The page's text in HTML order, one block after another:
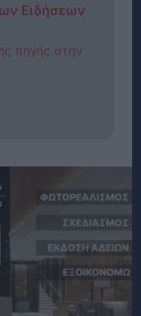
Ειδήσεων
πηγής στην